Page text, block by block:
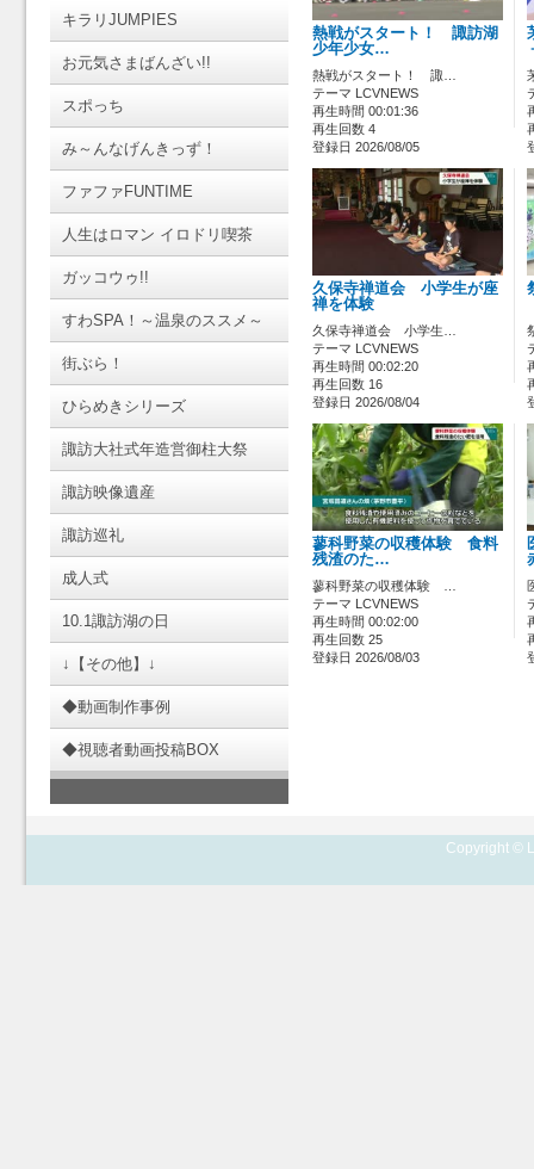
キラリJUMPIES
お元気さまばんざい!!
スポっち
み～んなげんきっず！
ファファFUNTIME
人生はロマン イロドリ喫茶
ガッコウゥ!!
すわSPA！～温泉のススメ～
街ぶら！
ひらめきシリーズ
諏訪大社式年造営御柱大祭
諏訪映像遺産
諏訪巡礼
成人式
10.1諏訪湖の日
↓【その他】↓
◆動画制作事例
◆視聴者動画投稿BOX
熱戦がスタート！ 諏訪湖
少年少女…
熱戦がスタート！ 諏…
テーマ LCVNEWS
再生時間 00:01:36
再生回数 4
登録日 2026/08/05
久保寺禅道会 小学生が座
禅を体験
久保寺禅道会 小学生…
テーマ LCVNEWS
再生時間 00:02:20
再生回数 16
登録日 2026/08/04
蓼科野菜の収穫体験 食料
残渣のた…
蓼科野菜の収穫体験 …
テーマ LCVNEWS
再生時間 00:02:00
再生回数 25
登録日 2026/08/03
Copyright ©